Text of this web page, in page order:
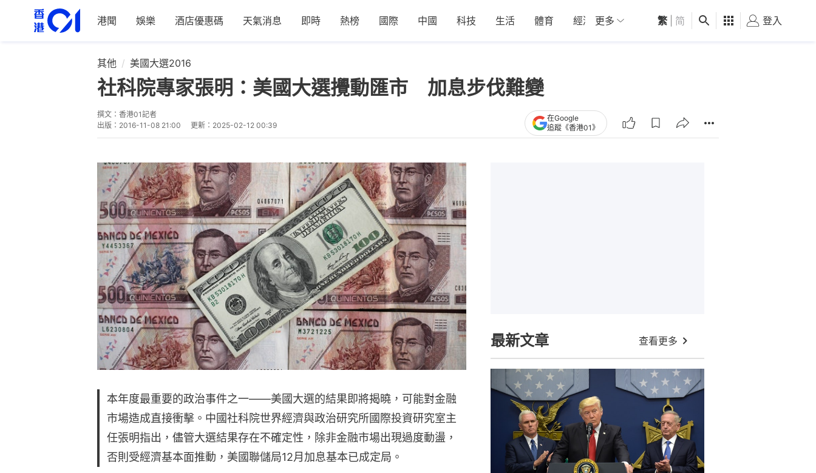
港聞 娛樂 酒店優惠碼 天氣消息 即時 熱榜 國際 中國 科技 生活 體育 經濟 01深圳 觀點 健康 好食玩飛
更多 繁 简 登入
其他 美國大選2016
社科院專家張明：美國大選攪動匯市 加息步伐難變
撰文： 香港01記者
出版： 2016-11-08 21:00 更新： 2025-02-12 00:39
在Google
追蹤《香港01》
本年度最重要的政治事件之一——美國大選的結果即將揭曉，可能對金融
市場造成直接衝擊。中國社科院世界經濟與政治研究所國際投資研究室主
任張明指出，儘管大選結果存在不確定性，除非金融市場出現過度動盪，
否則受經濟基本面推動，美國聯儲局12月加息基本已成定局。
最新文章 查看更多